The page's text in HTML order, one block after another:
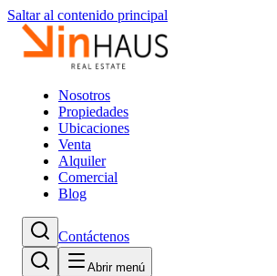
Saltar al contenido principal
Nosotros
Propiedades
Ubicaciones
Venta
Alquiler
Comercial
Blog
Contáctenos
Abrir menú